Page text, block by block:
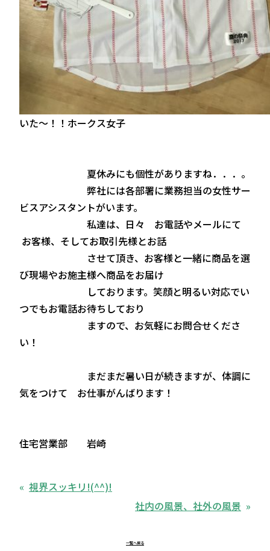
いた～！！ホークス女子
夏休みにも個性がありますね．．．。
弊社には各部署に業務担当の女性サー
ビスアシスタントがいます。
私達は、日々 お電話やメールにて
お客様、そしてお取引先様とお話
させて頂き、お客様と一緒に商品を選
び現場やお施主様へ商品をお届け
しております。笑顔と明るい対応でい
つでもお電話お待ちしており
ますので、お気軽にお問合せくださ
い！
まだまだ暑い日が続きますが、体調に
気をつけて お仕事がんばります！
住宅営業部 岩崎
視界スッキリ!(^^)!
社内の風景、社外の風景
一覧へ戻る